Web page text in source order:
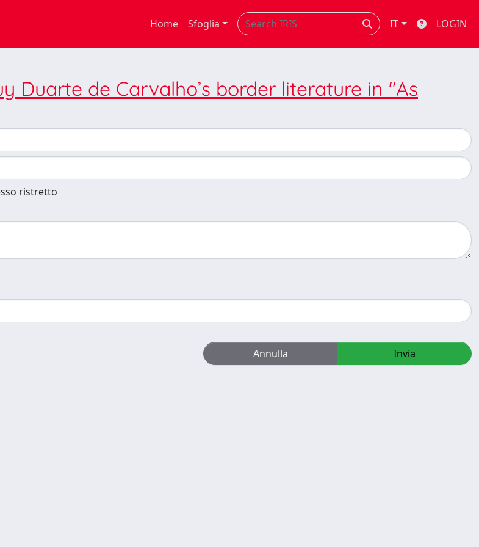
Home Sfoglia IT LOGIN
Duarte de Carvalho’s border literature in "As
ristretto
Annulla Invia